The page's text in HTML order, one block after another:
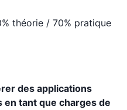
théorie / 70% pratique
des applications
en tant que charges de